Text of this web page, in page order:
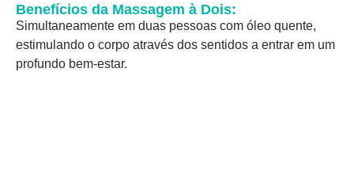
Benefícios da Massagem à Dois:
Simultaneamente em duas pessoas com óleo quente,
estimulando o corpo através dos sentidos a entrar em um
profundo bem-estar.